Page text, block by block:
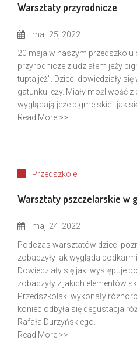
Warsztaty przyrodnicze
maj 25, 2022
20 maja w naszym przedszkolu
przyrodnicze z udziałem jeży
tupta jeż”. Dzieci dowiedziały
gatunku jeży. Miały możliwość
wyglądają jeże pigmejskie i jak
Read More >>
Przedszkole
Warsztaty pszczelarskie w
maj 24, 2022
Podczas warsztatów dzieci
zobaczyły jak wygląda
Dowiedziały się jaki występuje
zobaczyły z jakich elementów
Przedszkolaki wykonały
koniec odbyła się degustacja
Rafała Durzyńskiego.
Read More >>